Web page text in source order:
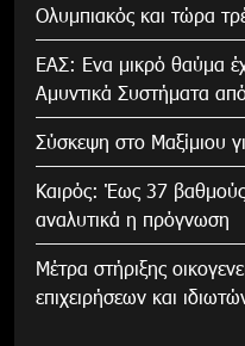
Ολυμπιακός και τώρα
ΕΑΣ: Ενα μικρό θαύμα
Αμυντικά Συστήματα
Σύσκεψη στο Μαξίμιου
Καιρός: Έως 37
αναλυτικά η πρόγνωση
Μέτρα στήριξης
επιχειρήσεων και